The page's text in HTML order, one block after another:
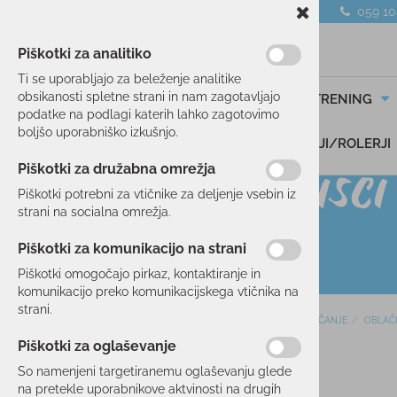
059
SMUČANJE TEK/TRENING
DARILNI BONI SKIROJI/ROLERJI
OBLAČILA
SMUČANJE
Piškotki za analitiko
Ti se uporabljajo za beleženje analitike
obsikanosti spletne strani in nam zagotavljajo
podatke na podlagi katerih lahko zagotovimo
boljšo uporabniško izkušnjo.
Piškotki za družabna omrežja
Piškotki potrebni za vtičnike za deljenje vsebin iz
strani na socialna omrežja.
Piškotki za komunikacijo na strani
Piškotki omogočajo pirkaz, kontaktiranje in
komunikacijo preko komunikacijskega vtičnika na
strani.
Piškotki za oglaševanje
So namenjeni targetiranemu oglaševanju glede
na pretekle uporabnikove aktvinosti na drugih